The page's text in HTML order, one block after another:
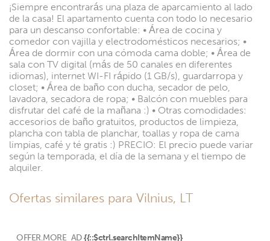
¡Siempre encontrarás una plaza de aparcamiento al lado
de la casa! El apartamento cuenta con todo lo necesario
para un descanso confortable: • Área de cocina y
comedor con vajilla y electrodomésticos necesarios; •
Área de dormir con una cómoda cama doble; • Área de
sala con TV digital (más de 50 canales en diferentes
idiomas), internet WI-FI rápido (1 GB/s), guardarropa y
closet; • Área de baño con ducha, secador de pelo,
lavadora, secadora de ropa; • Balcón con muebles para
disfrutar del café de la mañana :) • Otras comodidades:
accesorios de baño gratuitos, productos de limpieza,
plancha con tabla de planchar, toallas y ropa de cama
limpias, café y té gratis :) PRECIO: El precio puede variar
según la temporada, el día de la semana y el tiempo de
alquiler.
Ofertas similares para Vilnius, LT
OFFER.MORE_AD {{::$ctrl.searchItemName}}